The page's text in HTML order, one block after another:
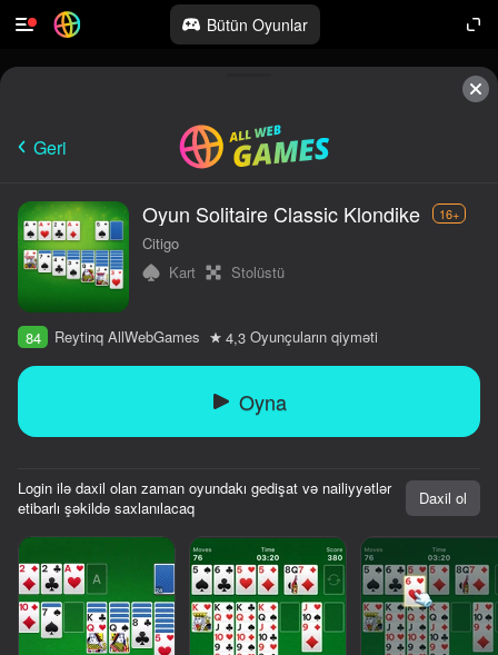
Bütün Oyunlar
Geri
Oyun Solitaire Classic Klondike 16+
Citigo
Kart
Stolüstü
84 Reytinq AllWebGames 4,3 Oyunçuların qiyməti
Oyna
Login ilə daxil olan zaman oyundakı gedişat və nailiyyətlər
etibarlı şəkildə saxlanılacaq
Daxil ol